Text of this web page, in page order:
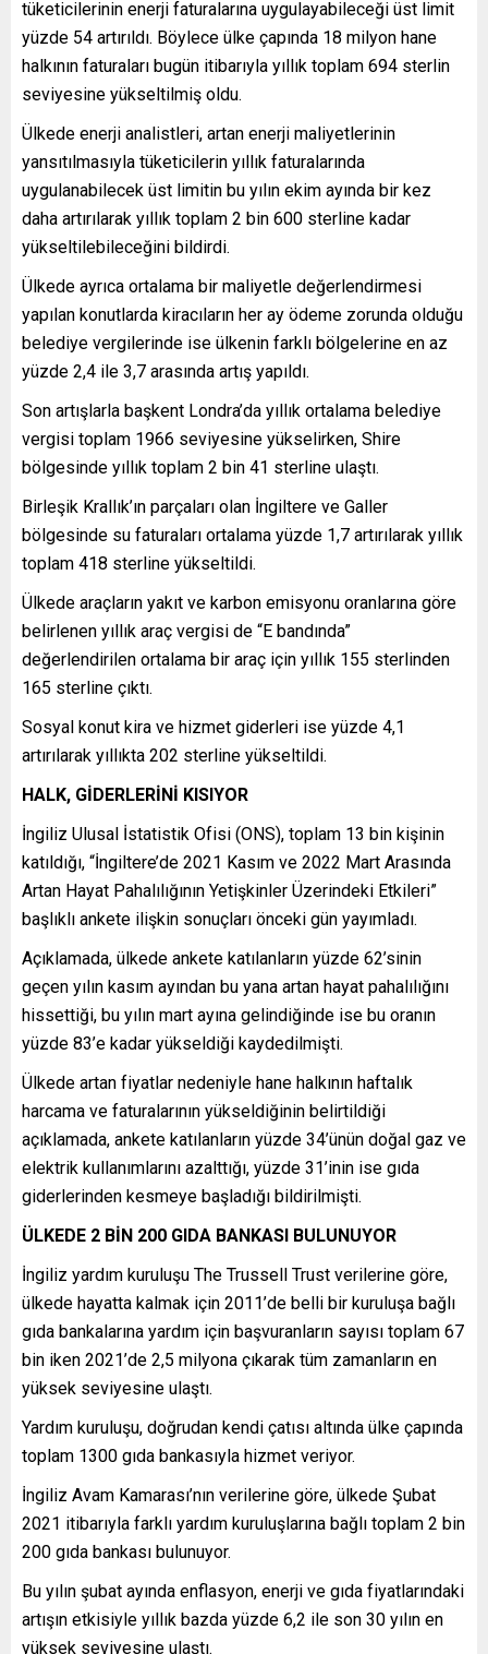
tüketicilerinin enerji faturalarına uygulayabileceği üst limit
yüzde 54 artırıldı. Böylece ülke çapında 18 milyon hane
halkının faturaları bugün itibarıyla yıllık toplam 694 sterlin
seviyesine yükseltilmiş oldu.
Ülkede enerji analistleri, artan enerji maliyetlerinin
yansıtılmasıyla tüketicilerin yıllık faturalarında
uygulanabilecek üst limitin bu yılın ekim ayında bir kez
daha artırılarak yıllık toplam 2 bin 600 sterline kadar
yükseltilebileceğini bildirdi.
Ülkede ayrıca ortalama bir maliyetle değerlendirmesi
yapılan konutlarda kiracıların her ay ödeme zorunda olduğu
belediye vergilerinde ise ülkenin farklı bölgelerine en az
yüzde 2,4 ile 3,7 arasında artış yapıldı.
Son artışlarla başkent Londra’da yıllık ortalama belediye
vergisi toplam 1966 seviyesine yükselirken, Shire
bölgesinde yıllık toplam 2 bin 41 sterline ulaştı.
Birleşik Krallık’ın parçaları olan İngiltere ve Galler
bölgesinde su faturaları ortalama yüzde 1,7 artırılarak yıllık
toplam 418 sterline yükseltildi.
Ülkede araçların yakıt ve karbon emisyonu oranlarına göre
belirlenen yıllık araç vergisi de “E bandında”
değerlendirilen ortalama bir araç için yıllık 155 sterlinden
165 sterline çıktı.
Sosyal konut kira ve hizmet giderleri ise yüzde 4,1
artırılarak yıllıkta 202 sterline yükseltildi.
HALK, GİDERLERİNİ KISIYOR
İngiliz Ulusal İstatistik Ofisi (ONS), toplam 13 bin kişinin
katıldığı, “İngiltere’de 2021 Kasım ve 2022 Mart Arasında
Artan Hayat Pahalılığının Yetişkinler Üzerindeki Etkileri”
başlıklı ankete ilişkin sonuçları önceki gün yayımladı.
Açıklamada, ülkede ankete katılanların yüzde 62’sinin
geçen yılın kasım ayından bu yana artan hayat pahalılığını
hissettiği, bu yılın mart ayına gelindiğinde ise bu oranın
yüzde 83’e kadar yükseldiği kaydedilmişti.
Ülkede artan fiyatlar nedeniyle hane halkının haftalık
harcama ve faturalarının yükseldiğinin belirtildiği
açıklamada, ankete katılanların yüzde 34’ünün doğal gaz ve
elektrik kullanımlarını azalttığı, yüzde 31’inin ise gıda
giderlerinden kesmeye başladığı bildirilmişti.
ÜLKEDE 2 BİN 200 GIDA BANKASI BULUNUYOR
İngiliz yardım kuruluşu The Trussell Trust verilerine göre,
ülkede hayatta kalmak için 2011’de belli bir kuruluşa bağlı
gıda bankalarına yardım için başvuranların sayısı toplam 67
bin iken 2021’de 2,5 milyona çıkarak tüm zamanların en
yüksek seviyesine ulaştı.
Yardım kuruluşu, doğrudan kendi çatısı altında ülke çapında
toplam 1300 gıda bankasıyla hizmet veriyor.
İngiliz Avam Kamarası’nın verilerine göre, ülkede Şubat
2021 itibarıyla farklı yardım kuruluşlarına bağlı toplam 2 bin
200 gıda bankası bulunuyor.
Bu yılın şubat ayında enflasyon, enerji ve gıda fiyatlarındaki
artışın etkisiyle yıllık bazda yüzde 6,2 ile son 30 yılın en
yüksek seviyesine ulaştı.